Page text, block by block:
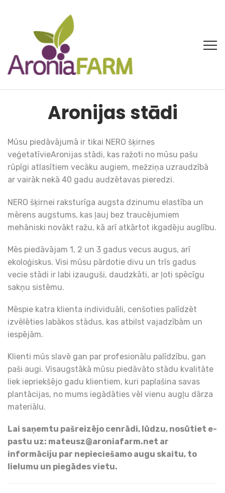
Aronijas stādi
Mūsu piedāvājumā ir tikai NERO šķirnes
veģetatīvieAronijas stādi, kas ražoti no mūsu pašu
rūpīgi atlasītiem vecāku augiem, mežziņa uzraudzībā
ar vairāk nekā 40 gadu audzētavas pieredzi.
NERO šķirnei raksturīga augsta dzinumu elastība un
mērens augstums, kas ļauj bez traucējumiem
mehāniski novākt ražu, kā arī atkārtot ikgadēju auglību.
Mēs piedāvājam 1, 2 un 3 gadus vecus augus, arī
ekoloģiskus. Visi mūsu pārdotie divu un trīs gadus
vecie stādi ir labi izauguši, daudzkāti, ar ļoti spēcīgu
sakņu sistēmu.
Mēspie katra klienta individuāli, cenšoties palīdzēt
izvēlēties labākos stādus, kas atbilst vajadzībām un
iespējām.
Klienti mūs slavē gan par profesionālu palīdzību, gan
paši augi. Visaugstākā mūsu piedāvāto stādu kvalitāte
liek iepriekšējo gadu klientiem, kuri paplašina savas
plantācijas, no mums iegādāties vēl vienu augļu dārza
materiālu.
Lai saņemtu pašreizējo cenrādi, lūdzu, nosūtiet e-
pastu uz: mateusz@aroniafarm.net ar
informāciju par nepieciešamo augu skaitu, to
lielumu un piegādes vietu.